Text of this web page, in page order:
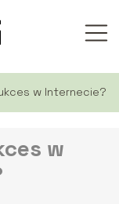
w Internecie?
w